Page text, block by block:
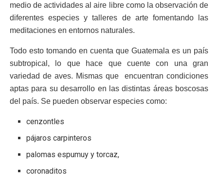
medio de actividades al aire libre como la observación de
diferentes especies y talleres de arte fomentando las
meditaciones en entornos naturales.
Todo esto tomando en cuenta que Guatemala es un país
subtropical, lo que hace que cuente con una gran
variedad de aves. Mismas que encuentran condiciones
aptas para su desarrollo en las distintas áreas boscosas
del país. Se pueden observar especies como:
cenzontles
pájaros carpinteros
palomas espumuy y torcaz,
coronaditos